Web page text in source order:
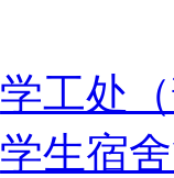
学工处
学生宿